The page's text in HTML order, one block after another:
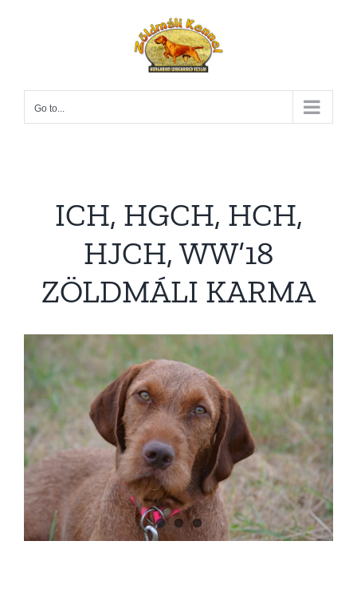
Go to...
ICH, HGCH, HCH,
HJCH, WW’18
ZÖLDMÁLI KARMA